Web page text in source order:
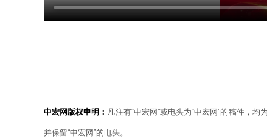
中宏网版权申明： 凡注有“中宏网”或电头为“中宏网”的稿件，
并保留“中宏网”的电头。